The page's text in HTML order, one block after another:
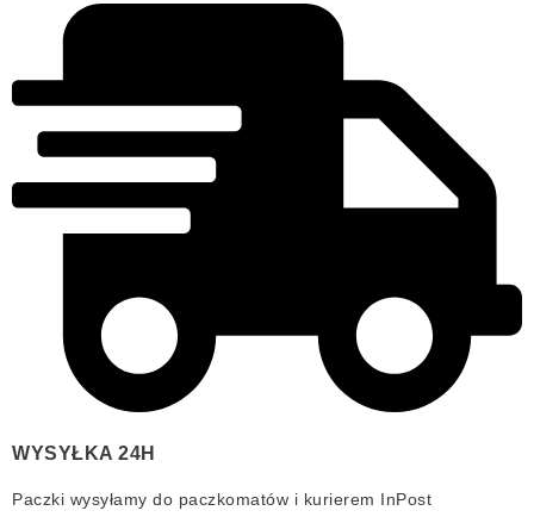
WYSYŁKA 24H
Paczki wysyłamy do paczkomatów i kurierem InPost